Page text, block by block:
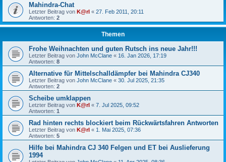
Mahindra-Chat
Letzter Beitrag von K@rl « 27. Feb 2011, 20:11
Antworten: 2
Themen
Frohe Weihnachten und guten Rutsch ins neue Jahr!!!
Letzter Beitrag von John McClane « 16. Jan 2026, 17:19
Antworten: 8
Alternative für Mittelschalldämpfer bei Mahindra CJ340
Letzter Beitrag von John McClane « 30. Jul 2025, 21:35
Antworten: 2
Scheibe umklappen
Letzter Beitrag von K@rl « 7. Jul 2025, 09:52
Antworten: 1
Rad hinten rechts blockiert beim Rückwärtsfahren Antworten
Letzter Beitrag von K@rl « 1. Mai 2025, 07:36
Antworten: 5
Hilfe bei Mahindra CJ 340 Felgen und ET bei Auslieferung
1994